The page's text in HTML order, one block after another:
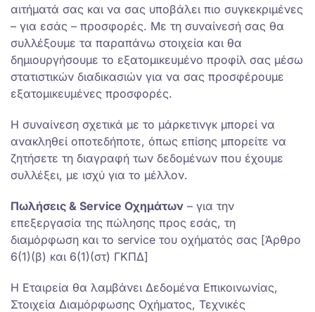
αιτήματά σας και να σας υποβάλει πιο συγκεκριμένες
– για εσάς – προσφορές. Με τη συναίνεσή σας θα
συλλέξουμε τα παραπάνω στοιχεία και θα
δημιουργήσουμε το εξατομικευμένο προφίλ σας μέσω
στατιστικών διαδικασιών για να σας προσφέρουμε
εξατομικευμένες προσφορές.
Η συναίνεση σχετικά με το μάρκετινγκ μπορεί να
ανακληθεί οποτεδήποτε, όπως επίσης μπορείτε να
ζητήσετε τη διαγραφή των δεδομένων που έχουμε
συλλέξει, με ισχύ για το μέλλον.
Πωλήσεις & Service Οχημάτων – για την
επεξεργασία της πώλησης προς εσάς, τη
διαμόρφωση και το service του οχήματός σας [Άρθρο
6(1)(β) και 6(1)(στ) ΓΚΠΔ]
Η Εταιρεία θα λαμβάνει Δεδομένα Επικοινωνίας,
Στοιχεία Διαμόρφωσης Οχήματος, Τεχνικές